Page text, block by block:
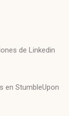
de Linkedin
en StumbleUpon